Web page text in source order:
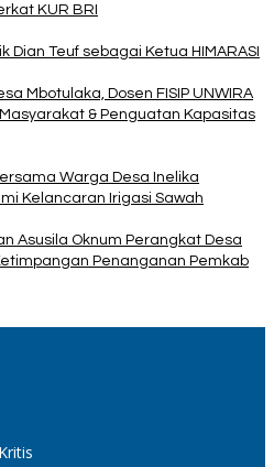
KUR BRI
Dian Teuf sebagai Ketua HIMARASI
Mbotulaka, Dosen FISIP UNWIRA
& Penguatan Kapasitas
Warga Desa Inelika
Kelancaran Irigasi Sawah
Asusila Oknum Perangkat Desa
Penanganan Pemkab